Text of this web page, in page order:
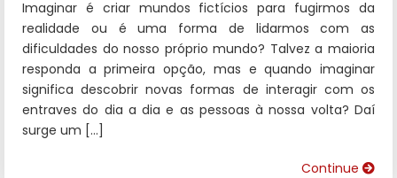
Imaginar é criar mundos fictícios para fugirmos da
realidade ou é uma forma de lidarmos com as
dificuldades do nosso próprio mundo? Talvez a maioria
responda a primeira opção, mas e quando imaginar
significa descobrir novas formas de interagir com os
entraves do dia a dia e as pessoas à nossa volta? Daí
surge um […]
Continue